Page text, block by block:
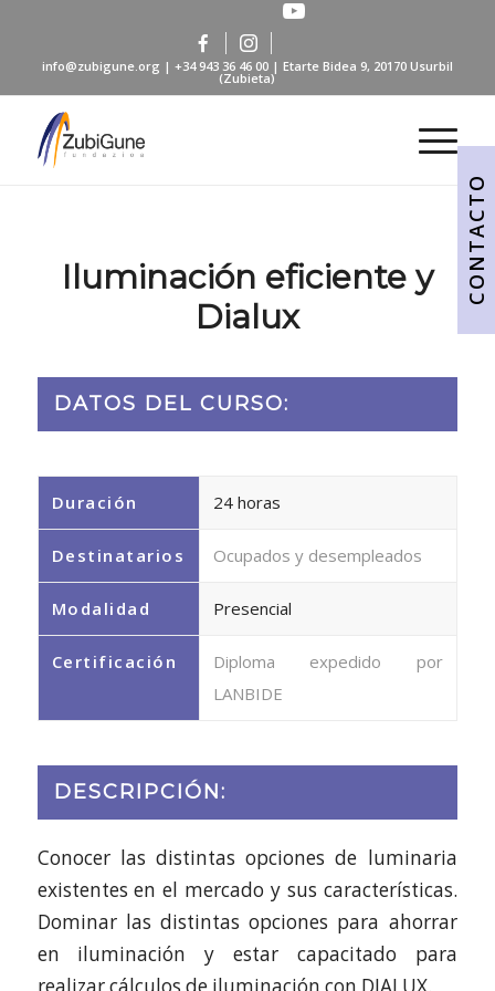
info@zubigune.org | +34 943 36 46 00 | Etarte Bidea 9, 20170 Usurbil
(Zubieta)
Iluminación eficiente y
Dialux
DATOS DEL CURSO:
Duración 24 horas
Destinatarios Ocupados y desempleados
Modalidad Presencial
Certificación
Diploma expedido por
LANBIDE
DESCRIPCIÓN:
Conocer las distintas opciones de luminaria
existentes en el mercado y sus características.
Dominar las distintas opciones para ahorrar
en iluminación y estar capacitado para
CONTACTO